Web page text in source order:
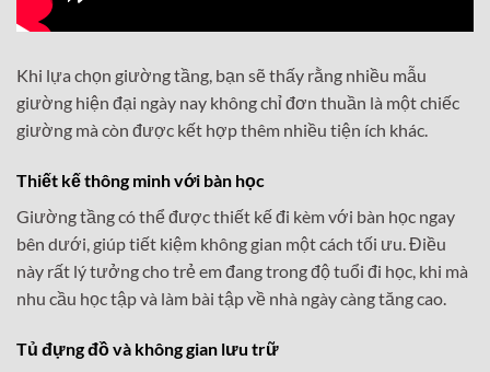
Khi lựa chọn giường tầng, bạn sẽ thấy rằng nhiều mẫu
giường hiện đại ngày nay không chỉ đơn thuần là một chiếc
giường mà còn được kết hợp thêm nhiều tiện ích khác.
Thiết kế thông minh với bàn học
Giường tầng có thể được thiết kế đi kèm với bàn học ngay
bên dưới, giúp tiết kiệm không gian một cách tối ưu. Điều
này rất lý tưởng cho trẻ em đang trong độ tuổi đi học, khi mà
nhu cầu học tập và làm bài tập về nhà ngày càng tăng cao.
Tủ đựng đồ và không gian lưu trữ